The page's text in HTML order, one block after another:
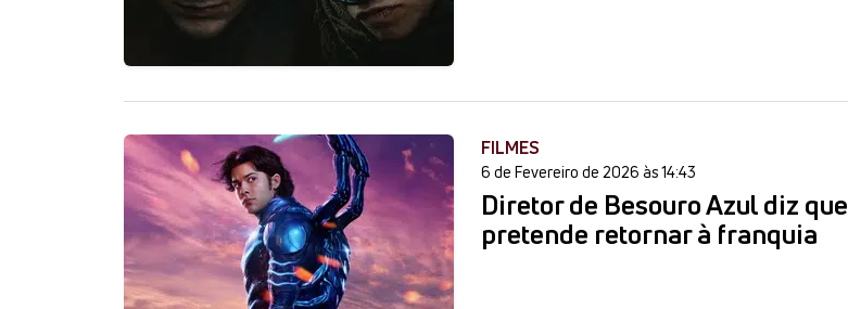
FILMES
6 de Fevereiro de 2026 às 14:43
Diretor de Besouro Azul diz que
pretende retornar à franquia